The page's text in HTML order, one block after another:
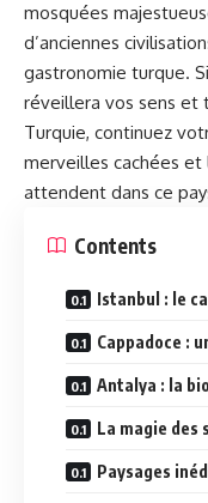
mosquées
d’anciennes
gastronomie turque.
réveillera vos sens et
Turquie, continuez
merveilles cachées et
attendent dans ce
Contents
Istanbul : le
Cappadoce :
Antalya : la
La magie des
Paysages